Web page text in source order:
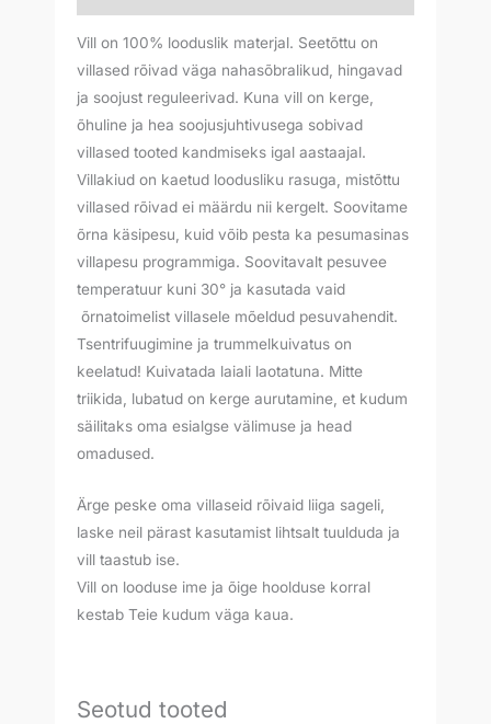
Vill on 100% looduslik materjal. Seetõttu on
villased rõivad väga nahasõbralikud, hingavad
ja soojust reguleerivad. Kuna vill on kerge,
õhuline ja hea soojusjuhtivusega sobivad
villased tooted kandmiseks igal aastaajal.
Villakiud on kaetud loodusliku rasuga, mistõttu
villased rõivad ei määrdu nii kergelt. Soovitame
õrna käsipesu, kuid võib pesta ka pesumasinas
villapesu programmiga. Soovitavalt pesuvee
temperatuur kuni 30° ja kasutada vaid
õrnatoimelist villasele mõeldud pesuvahendit.
Tsentrifuugimine ja trummelkuivatus on
keelatud! Kuivatada laiali laotatuna. Mitte
triikida, lubatud on kerge aurutamine, et kudum
säilitaks oma esialgse välimuse ja head
omadused.
Ärge peske oma villaseid rõivaid liiga sageli,
laske neil pärast kasutamist lihtsalt tuulduda ja
vill taastub ise.
Vill on looduse ime ja õige hoolduse korral
kestab Teie kudum väga kaua.
Seotud tooted